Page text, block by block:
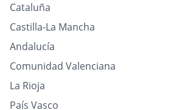
Cataluña
Castilla-La Mancha
Andalucía
Comunidad Valenciana
La Rioja
País Vasco